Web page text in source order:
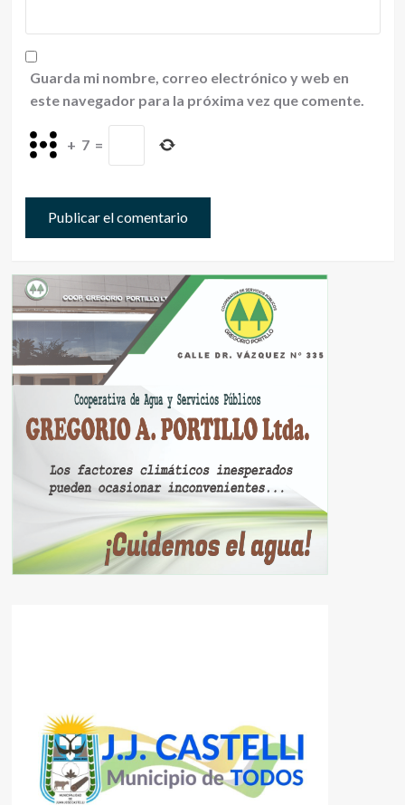
Guarda mi nombre, correo electrónico y web en
este navegador para la próxima vez que comente.
+ 7 =